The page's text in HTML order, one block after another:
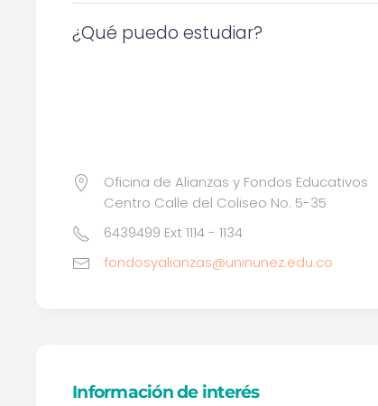
¿Qué puedo estudiar?
Oficina de Alianzas y Fondos Educativos
Centro Calle del Coliseo No. 5-35
6439499 Ext 1114 - 1134
fondosyalianzas@uninunez.edu.co
Información de interés